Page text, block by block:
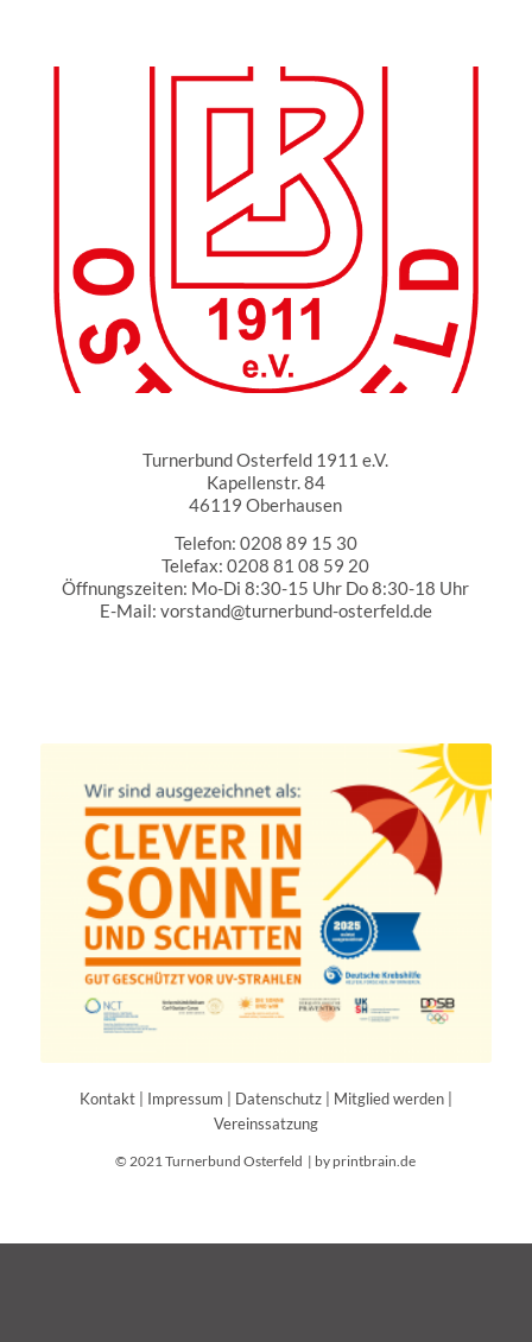
Turnerbund Osterfeld 1911 e.V.
Kapellenstr. 84
46119 Oberhausen
Telefon: 0208 89 15 30
Telefax: 0208 81 08 59 20
Öffnungszeiten: Mo-Di 8:30-15 Uhr Do 8:30-18 Uhr
E-Mail: vorstand@turnerbund-osterfeld.de
Kontakt| Impressum Datenschutz| Mitglied werden|
Vereinssatzung
© 2021 Turnerbund Osterfeld | by printbrain.de